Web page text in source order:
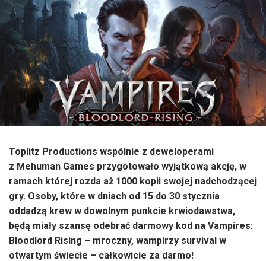
Toplitz Productions wspólnie z deweloperami
z Mehuman Games przygotowało wyjątkową akcję, w
ramach której rozda aż 1000 kopii swojej nadchodzącej
gry. Osoby, które w dniach od 15 do 30 stycznia
oddadzą krew w dowolnym punkcie krwiodawstwa,
będą miały szansę odebrać darmowy kod na Vampires:
Bloodlord Rising – mroczny, wampirzy survival w
otwartym świecie – całkowicie za darmo!